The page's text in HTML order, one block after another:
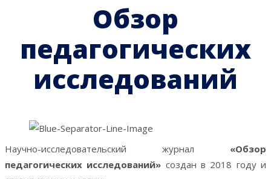
Обзор
педагогических
исследований
Научно-исследовательский журнал «Обзор
педагогических исследований» создан в 2018 году и